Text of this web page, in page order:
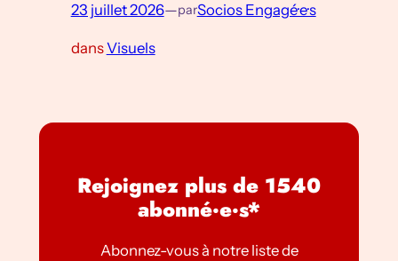
23 juillet 2026—parSocios Engagé·e·s
dansVisuels
Rejoignez plus de 1540
abonné·e·s*
Abonnez-vous à notre liste de